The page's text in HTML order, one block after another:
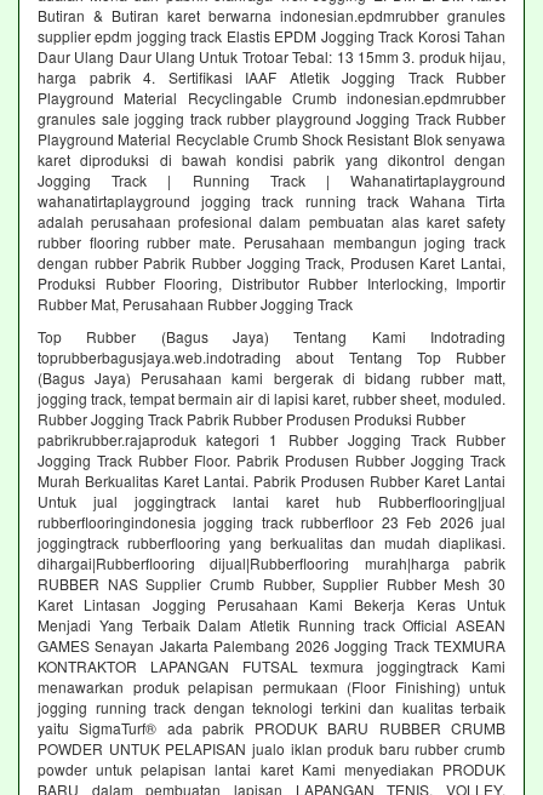
Butiran & Butiran karet berwarna indonesian.epdmrubber granules
supplier epdm jogging track Elastis EPDM Jogging Track Korosi Tahan
Daur Ulang Daur Ulang Untuk Trotoar Tebal: 13 15mm 3. produk hijau,
harga pabrik 4. Sertifikasi IAAF Atletik Jogging Track Rubber
Playground Material Recyclingable Crumb indonesian.epdmrubber
granules sale jogging track rubber playground Jogging Track Rubber
Playground Material Recyclable Crumb Shock Resistant Blok senyawa
karet diproduksi di bawah kondisi pabrik yang dikontrol dengan
Jogging Track | Running Track | Wahanatirtaplayground
wahanatirtaplayground jogging track running track Wahana Tirta
adalah perusahaan profesional dalam pembuatan alas karet safety
rubber flooring rubber mate. Perusahaan membangun joging track
dengan rubber Pabrik Rubber Jogging Track, Produsen Karet Lantai,
Produksi Rubber Flooring, Distributor Rubber Interlocking, Importir
Rubber Mat, Perusahaan Rubber Jogging Track
Top Rubber (Bagus Jaya) Tentang Kami Indotrading
toprubberbagusjaya.web.indotrading about Tentang Top Rubber
(Bagus Jaya) Perusahaan kami bergerak di bidang rubber matt,
jogging track, tempat bermain air di lapisi karet, rubber sheet, moduled.
Rubber Jogging Track Pabrik Rubber Produsen Produksi Rubber
pabrikrubber.rajaproduk kategori 1 Rubber Jogging Track Rubber
Jogging Track Rubber Floor. Pabrik Produsen Rubber Jogging Track
Murah Berkualitas Karet Lantai. Pabrik Produsen Rubber Karet Lantai
Untuk jual joggingtrack lantai karet hub Rubberflooring|jual
rubberflooringindonesia jogging track rubberfloor 23 Feb 2026 jual
joggingtrack rubberflooring yang berkualitas dan mudah diaplikasi.
dihargai|Rubberflooring dijual|Rubberflooring murah|harga pabrik
RUBBER NAS Supplier Crumb Rubber, Supplier Rubber Mesh 30
Karet Lintasan Jogging Perusahaan Kami Bekerja Keras Untuk
Menjadi Yang Terbaik Dalam Atletik Running track Official ASEAN
GAMES Senayan Jakarta Palembang 2026 Jogging Track TEXMURA
KONTRAKTOR LAPANGAN FUTSAL texmura joggingtrack Kami
menawarkan produk pelapisan permukaan (Floor Finishing) untuk
jogging running track dengan teknologi terkini dan kualitas terbaik
yaitu SigmaTurf® ada pabrik PRODUK BARU RUBBER CRUMB
POWDER UNTUK PELAPISAN jualo iklan produk baru rubber crumb
powder untuk pelapisan lantai karet Kami menyediakan PRODUK
BARU dalam pembuatan lapisan LAPANGAN TENIS, VOLLEY,